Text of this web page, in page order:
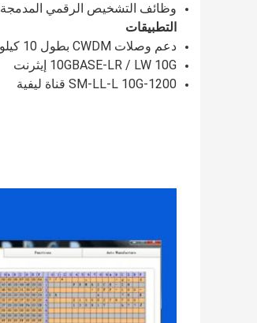
وظائف التشخيص الرقمي المدمجة
التطبيقات
دعم وصلات CWDM بطول 10 كيلومترات
10GBASE-LR / LW 10G إيثرنت
1200-SM-LL-L 10G قناة ليفية